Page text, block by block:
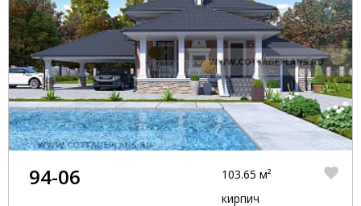
94-06
103.65 м²
кирпич